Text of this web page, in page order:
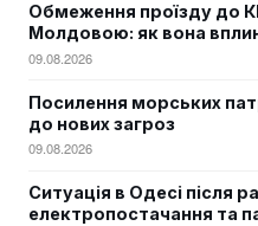
Обмеження проїзду до
Молдовою: як вона
09.08.2026
Посилення морських
до нових загроз
09.08.2026
Ситуація в Одесі після
електропостачання та